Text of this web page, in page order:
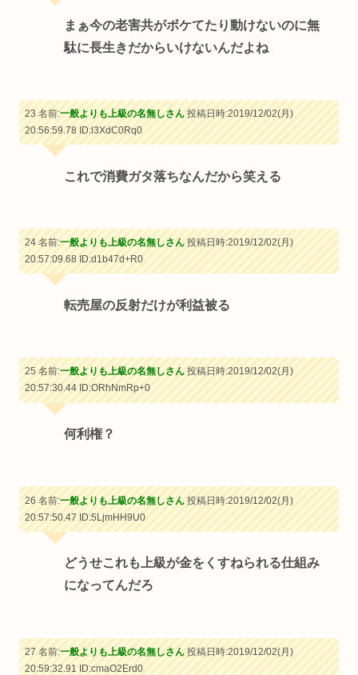
まぁ今の老害共がボケてたり動けないのに無
駄に長生きだからいけないんだよね
23 名前:一般よりも上級の名無しさん投稿日時:2019/12/02(月)
20:56:59.78ID:l3XdC0Rq0
これで消費ガタ落ちなんだから笑える
24 名前:一般よりも上級の名無しさん投稿日時:2019/12/02(月)
20:57:09.68ID:d1b47d+R0
転売屋の反射だけが利益被る
25 名前:一般よりも上級の名無しさん投稿日時:2019/12/02(月)
20:57:30.44ID:ORhNmRp+0
何利権？
26 名前:一般よりも上級の名無しさん投稿日時:2019/12/02(月)
20:57:50.47ID:5LjmHH9U0
どうせこれも上級が金をくすねられる仕組み
になってんだろ
27 名前:一般よりも上級の名無しさん投稿日時:2019/12/02(月)
20:59:32.91ID:cmaO2Erd0